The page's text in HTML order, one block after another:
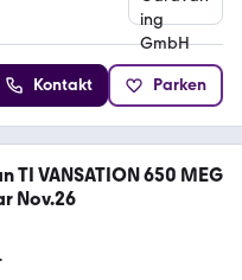
Kontakt Parken
TI VANSATION 650 MEG
Nov.26